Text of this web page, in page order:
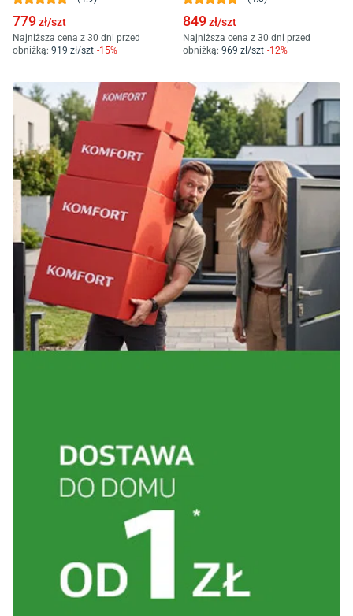
779zł/szt
Najniższa cena z 30 dni przed
obniżką: 919 zł/szt -15%
849zł/szt
Najniższa cena z 30 dni przed
obniżką: 969 zł/szt -12%